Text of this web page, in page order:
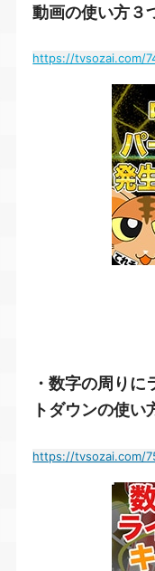
動画の使い方３
https://tvsozai.com/
・数字の周り
トダウンの使い
https://tvsozai.com/